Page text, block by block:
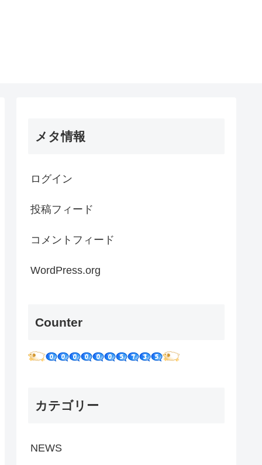
メタ情報
ログイン
投稿フィード
コメントフィード
WordPress.org
Counter
カテゴリー
NEWS